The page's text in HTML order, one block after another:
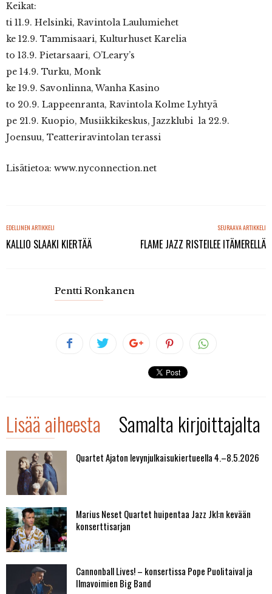
Keikat:
ti 11.9. Helsinki, Ravintola Laulumiehet
ke 12.9. Tammisaari, Kulturhuset Karelia
to 13.9. Pietarsaari, O’Leary’s
pe 14.9. Turku, Monk
ke 19.9. Savonlinna, Wanha Kasino
to 20.9. Lappeenranta, Ravintola Kolme Lyhtyä
pe 21.9. Kuopio, Musiikkikeskus, Jazzklubi la 22.9.
Joensuu, Teatteriravintolan terassi
Lisätietoa: www.nyconnection.net
EDELLINEN ARTIKKELI
KALLIO SLAAKI KIERTÄÄ
SEURAAVA ARTIKKELI
FLAME JAZZ RISTEILEE ITÄMERELLÄ
Pentti Ronkanen
Lisää aiheesta Samalta kirjoittajalta
Quartet Ajaton levynjulkaisukiertueella 4.–8.5.2026
Marius Neset Quartet huipentaa Jazz Jkl:n kevään
konserttisarjan
Cannonball Lives! – konsertissa Pope Puolitaival ja
Ilmavoimien Big Band